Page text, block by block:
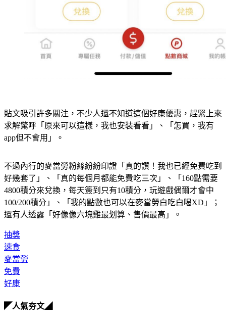
貼文吸引許多關注，不少人還不知道這個好康優惠，趕緊上來
求解驚呼「原來可以這樣，我也安裝看看」、「怎買，我有
app但不會用」。
不過內行的麥當勞粉絲紛紛印證「真的讚！我也已經免費吃到
好幾套了」、「真的每個月都能免費吃三次」、「160點需要
4800積分來兌換，每天簽到只有10積分，玩遊戲偶爾才會中
100/200積分」、「我的點數也可以在麥當勞白吃白喝XD」；
還有人透露「好像像六塊雞最划算、售價最高」。
抽獎
速食
麥當勞
免費
好康
◤人氣夯文◢